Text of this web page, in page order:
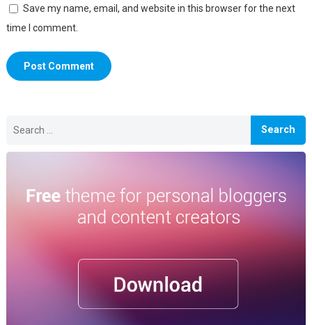
Save my name, email, and website in this browser for the next
time I comment.
for: